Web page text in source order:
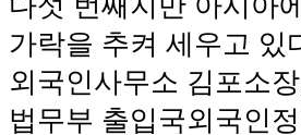
가락을 추켜 세우고 있
외국인사무소 김포소
법무부 출입국외국인